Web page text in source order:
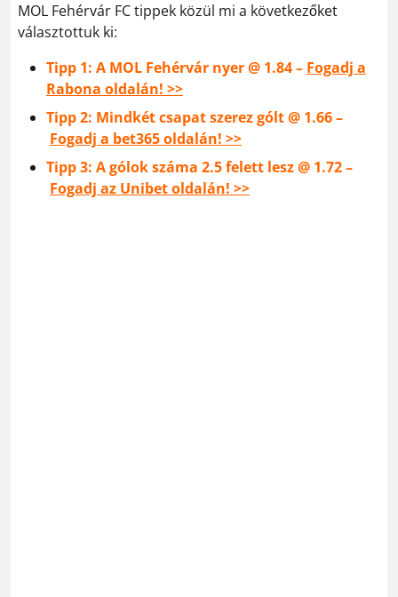
MOL Fehérvár FC tippek közül mi a következőket
választottuk ki:
Tipp 1: A MOL Fehérvár nyer @ 1.84 – Fogadj a
Rabona oldalán! >>
Tipp 2: Mindkét csapat szerez gólt @ 1.66 –
Fogadj a bet365 oldalán! >>
Tipp 3: A gólok száma 2.5 felett lesz @ 1.72 –
Fogadj az Unibet oldalán! >>